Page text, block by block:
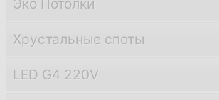
Эко Потолки
Хрустальные споты
LED G4 220V